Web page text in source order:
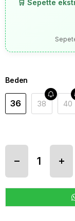
🛒 Sepette
Beden
36 38 40